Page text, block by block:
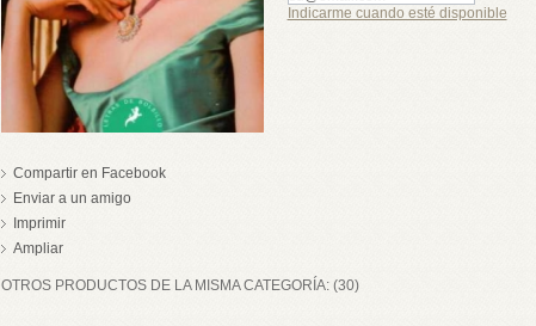
Compartir en Facebook
Enviar a un amigo
Imprimir
Ampliar
Indicarme cuando esté disponible
OTROS PRODUCTOS DE LA MISMA CATEGORÍA: (30)